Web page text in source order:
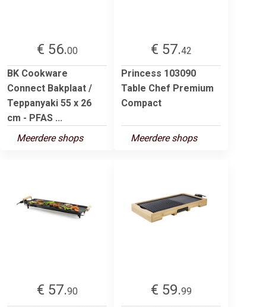
€ 56.00
BK Cookware
Connect Bakplaat /
Teppanyaki 55 x 26
cm - PFAS ...
Meerdere shops
€ 57.42
Princess 103090
Table Chef Premium
Compact
Meerdere shops
€ 57.90
€ 59.99